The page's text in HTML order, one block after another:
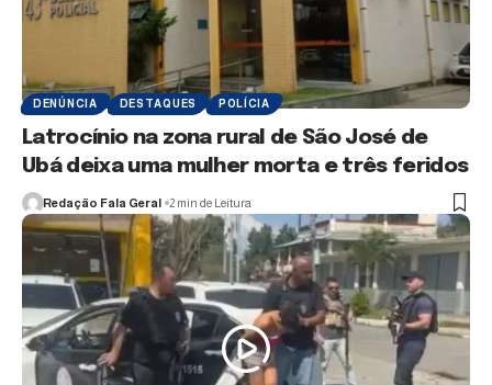
DENÚNCIA DESTAQUES POLÍCIA
Latrocínio na zona rural de São José de
Ubá deixa uma mulher morta e três feridos
Redação Fala Geral 2 min de Leitura